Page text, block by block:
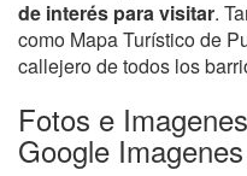
de interés para visitar.
como Mapa Turístico de
callejero de todos los
Fotos e
Google Imagenes